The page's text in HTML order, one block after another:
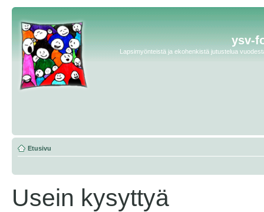
ysv-
Lapsimyönteistä ja ekohenkistä jutustelua
Etusivu
Usein kysyttyä